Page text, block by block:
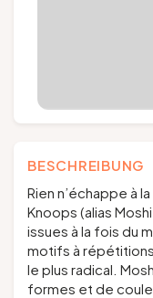
BESCHREIBUNG
Rien n’échappe à
Knoops (alias
issues à la fois du
motifs à
le plus radical.
formes et de